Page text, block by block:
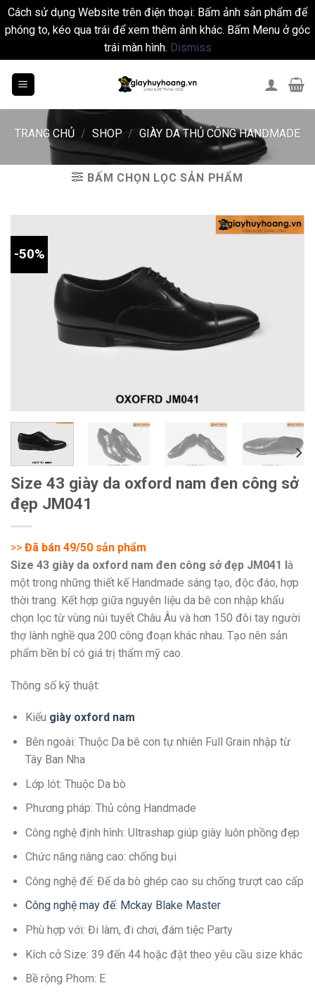
Cách sử dụng Website trên điện thoại: Bấm ảnh sản phẩm để
phóng to, kéo qua trái để xem thêm ảnh khác. Bấm Menu ở góc
trái màn hình. Dismiss
TRANG CHỦ / SHOP / GIÀY DA THỦ CÔNG HANDMADE
BẤM CHỌN LỌC SẢN PHẨM
-50%
Size 43 giày da oxford nam đen công sở
đẹp JM041
>> Đã bán 49/50 sản phẩm
Size 43 giày da oxford nam đen công sở đẹp JM041 là
một trong những thiết kế Handmade sáng tạo, độc đáo, hợp
thời trang. Kết hợp giữa nguyên liệu da bê con nhập khẩu
chọn lọc từ vùng núi tuyết Châu Âu và hơn 150 đôi tay người
thợ lành nghề qua 200 công đoạn khác nhau. Tạo nên sản
phẩm bền bỉ có giá trị thẩm mỹ cao.
Thông số kỹ thuật:
Kiểu giày oxford nam
Bên ngoài: Thuộc Da bê con tự nhiên Full Grain nhập từ
Tây Ban Nha
Lớp lót: Thuộc Da bò
Phương pháp: Thủ công Handmade
Công nghệ định hình: Ultrashap giúp giày luôn phồng đẹp
Chức năng nâng cao: chống bụi
Công nghệ đế: Đế da bò ghép cao su chống trượt cao cấp
Công nghệ may đế: Mckay Blake Master
Phù hợp với: Đi làm, đi chơi, đám tiệc Party
Kích cở Size: 39 đến 44 hoặc đặt theo yêu cầu size khác
Bề rộng Phom: E